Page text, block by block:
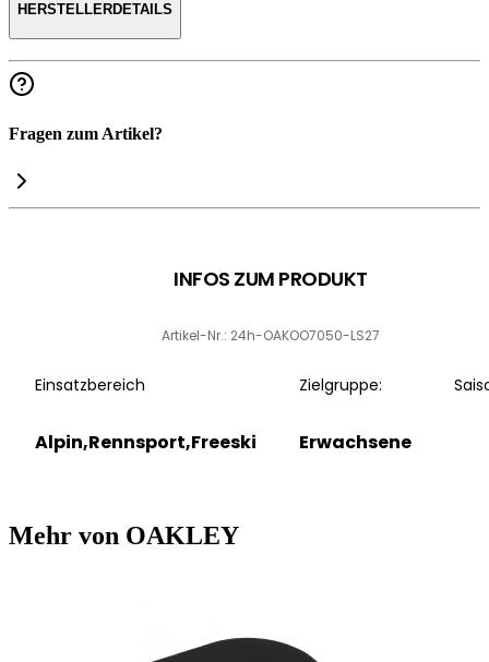
HERSTELLERDETAILS
Fragen zum Artikel?
INFOS ZUM PRODUKT
Artikel-Nr.: 24h-OAKOO7050-LS27
Einsatzbereich
Alpin,Rennsport,Freeski
Zielgruppe:
Erwachsene
Mehr von OAKLEY